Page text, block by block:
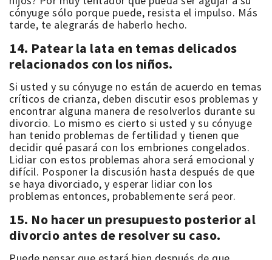
cónyuge sólo porque puede, resista el impulso. Más
tarde, te alegrarás de haberlo hecho.
14. Patear la lata en temas delicados
relacionados con los niños.
Si usted y su cónyuge no están de acuerdo en temas
críticos de crianza, deben discutir esos problemas y
encontrar alguna manera de resolverlos durante su
divorcio. Lo mismo es cierto si usted y su cónyuge
han tenido problemas de fertilidad y tienen que
decidir qué pasará con los embriones congelados.
Lidiar con estos problemas ahora será emocional y
difícil. Posponer la discusión hasta después de que
se haya divorciado, y esperar lidiar con los
problemas entonces, probablemente será peor.
15. No hacer un presupuesto posterior al
divorcio antes de resolver su caso.